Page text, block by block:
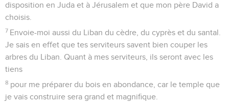
disposition en Juda et à Jérusalem et que mon père David a
choisis.
7 Envoie-moi aussi du Liban du cèdre, du cyprès et du santal.
Je sais en effet que tes serviteurs savent bien couper les
arbres du Liban. Quant à mes serviteurs, ils seront avec les
tiens
8 pour me préparer du bois en abondance, car le temple que
je vais construire sera grand et magnifique.